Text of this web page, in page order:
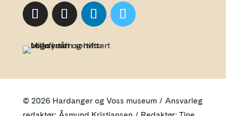
© 2026 Hardanger og Voss museum / Ansvarleg